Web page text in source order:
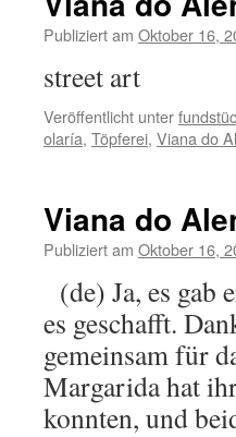
Publiziert am Oktober 16,
street art
Veröffentlicht unter
olaría, Töpferei, Viana do
Viana do
Publiziert am Oktober 16,
(de) Ja, es
es geschafft.
gemeinsam für
Margarida hat
konnten, und